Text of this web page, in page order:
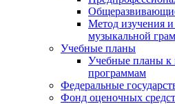
Метод изучения
музыкальной
Учебные планы
Учебные планы к
программам
Федеральные
Фонд оценочных